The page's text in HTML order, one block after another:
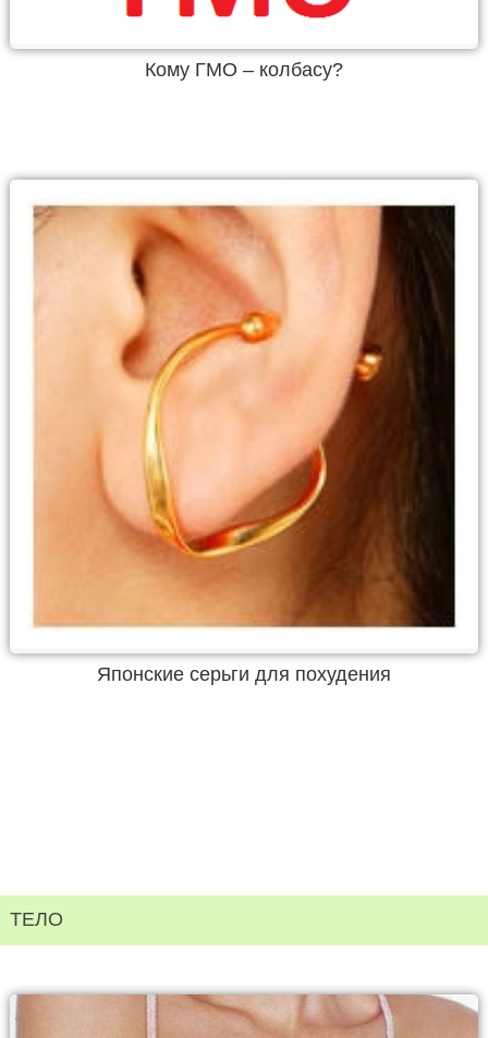
Кому ГМО – колбасу?
Японские серьги для похудения
ТЕЛО